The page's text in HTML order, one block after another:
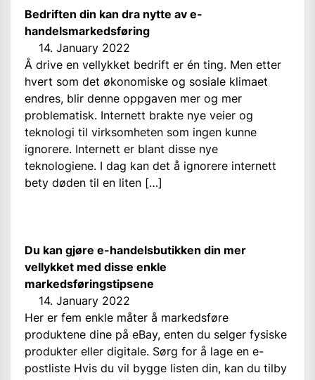
Bedriften din kan dra nytte av e-
handelsmarkedsføring
14. January 2022
Å drive en vellykket bedrift er én ting. Men etter
hvert som det økonomiske og sosiale klimaet
endres, blir denne oppgaven mer og mer
problematisk. Internett brakte nye veier og
teknologi til virksomheten som ingen kunne
ignorere. Internett er blant disse nye
teknologiene. I dag kan det å ignorere internett
bety døden til en liten […]
Du kan gjøre e-handelsbutikken din mer
vellykket med disse enkle
markedsføringstipsene
14. January 2022
Her er fem enkle måter å markedsføre
produktene dine på eBay, enten du selger fysiske
produkter eller digitale. Sørg for å lage en e-
postliste Hvis du vil bygge listen din, kan du tilby